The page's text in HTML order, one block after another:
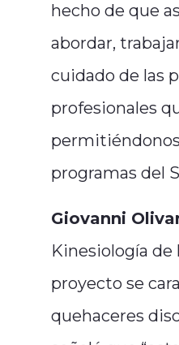
hecho de que
abordar,
cuidado de las
profesionales
permitiéndonos
programas del
Giovanni
Kinesiología de
proyecto se
quehaceres